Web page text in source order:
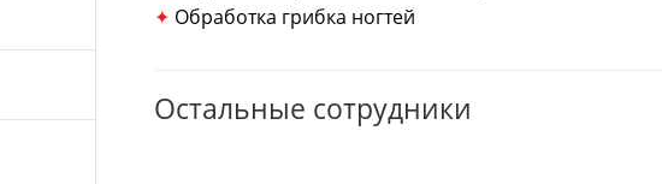
✦ Обработка грибка ногтей
Остальные сотрудники